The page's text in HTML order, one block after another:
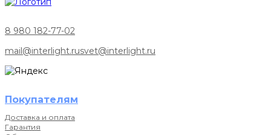
8 980 182-77-02
mail@interlight.rusvet@interlight.ru
Покупателям
Доставка и оплата
Гарантия